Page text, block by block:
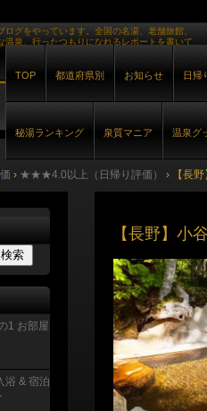
グをやっています。全国の名湯、老舗旅館、
泉、行ったつもりになれるレポートを書いて
TOP 都道府県別 お知らせ 日帰
秘湯ランキング 泉質マニア 温泉グ
› ★★★4.0以上（日帰り評価） › 【長
【長野】
1 お部屋
浴 & 宿泊